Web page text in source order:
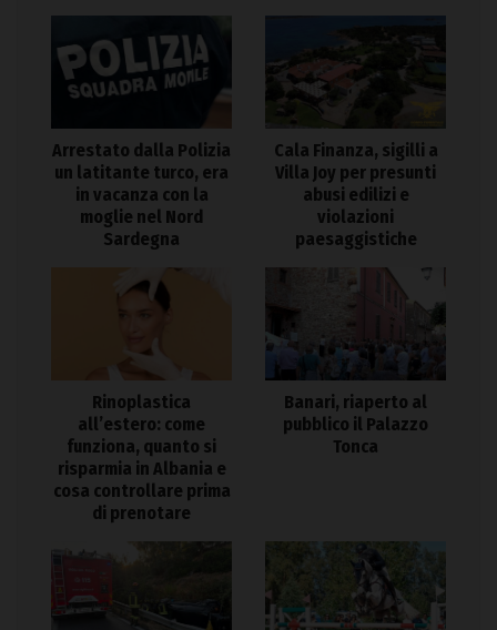
Arrestato dalla Polizia
un latitante turco, era
in vacanza con la
moglie nel Nord
Sardegna
Cala Finanza, sigilli a
Villa Joy per presunti
abusi edilizi e
violazioni
paesaggistiche
Rinoplastica
all’estero: come
funziona, quanto si
risparmia in Albania e
cosa controllare prima
di prenotare
Banari, riaperto al
pubblico il Palazzo
Tonca